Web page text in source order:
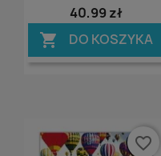
40,99 zł
 DO KOSZYKA
favorite_border